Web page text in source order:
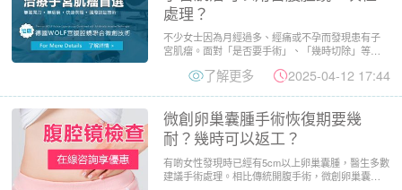
處理？
不少女士因為月經過多、經痛或不孕而發現患有子
宮肌瘤。面對「是否要手術」、「幾時切除」等問
了解更多 2025-04-12 17:44
微創卵巢囊腫手術恢復期要幾
耐？幾時可以返工？
有啲女性發現時已經有5cm以上卵巢囊腫，醫生多數
建議手術處理。相比傳統開腹手術，微創卵巢囊腫